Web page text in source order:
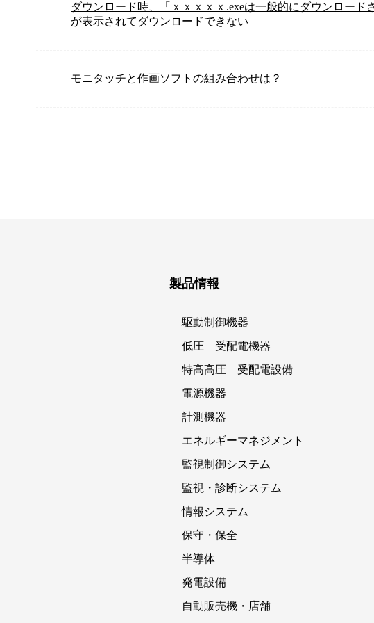
ダウンロード時、「ｘｘｘｘｘ.exeは一般的にダウンロード
が表示されてダウンロードできない
モニタッチと作画ソフトの組み合わせは？
製品情報
駆動制御機器
低圧 受配電機器
特高高圧 受配電設備
電源機器
計測機器
エネルギーマネジメント
監視制御システム
監視・診断システム
情報システム
保守・保全
半導体
発電設備
自動販売機・店舗